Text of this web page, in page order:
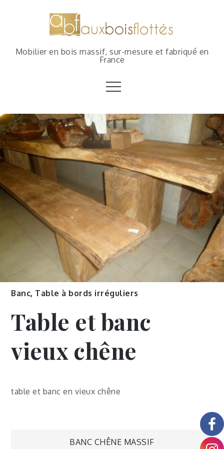
Mobilier en bois massif, sur-mesure et fabriqué en
France
Banc, Table à bords irréguliers
Table et banc
vieux chêne
table et banc en vieux chêne
BANC CHÊNE MASSIF